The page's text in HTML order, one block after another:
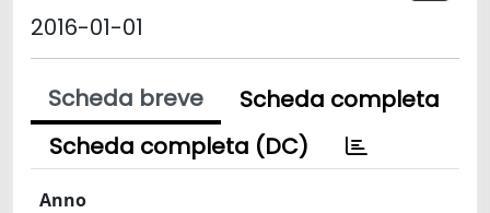
2016-01-01
Scheda breve
Scheda completa
Scheda completa (DC)
Anno